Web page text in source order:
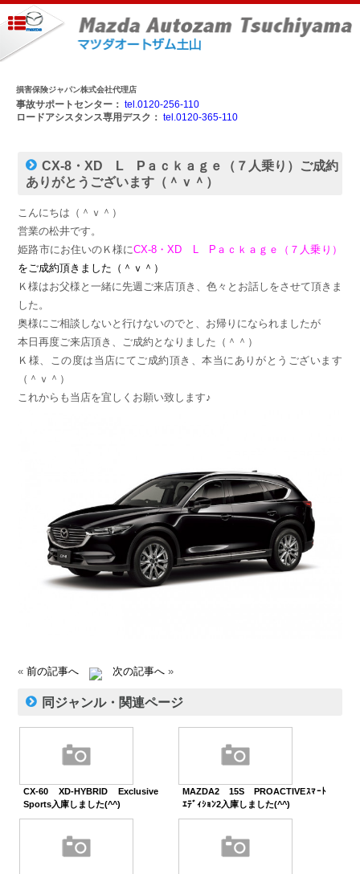
損害保険ジャパン株式会社代理店
事故サポートセンター： tel.0120-256-110
ロードアシスタンス専用デスク： tel.0120-365-110
CX-8・XD L Pａｃｋａｇｅ（７人乗り）ご成約
ありがとうございます（＾ｖ＾）
こんにちは（＾ｖ＾）
営業の松井です。
姫路市にお住いのＫ様にCX-8・XD L Pａｃｋａｇｅ（７人乗り）
をご成約頂きました（＾ｖ＾）
Ｋ様はお父様と一緒に先週ご来店頂き、色々とお話しをさせて頂きま
した。
奥様にご相談しないと行けないのでと、お帰りになられましたが
本日再度ご来店頂き、ご成約となりました（＾＾）
Ｋ様、この度は当店にてご成約頂き、本当にありがとうございます
（＾ｖ＾）
これからも当店を宜しくお願い致します♪
«前の記事へ 次の記事へ »
同ジャンル・関連ページ
CX-60 XD-HYBRID Exclusive
Sports入庫しました(^^)
MAZDA2 15S PROACTIVEｽﾏｰﾄ
ｴﾃﾞｨｼｮﾝ2入庫しました(^^)